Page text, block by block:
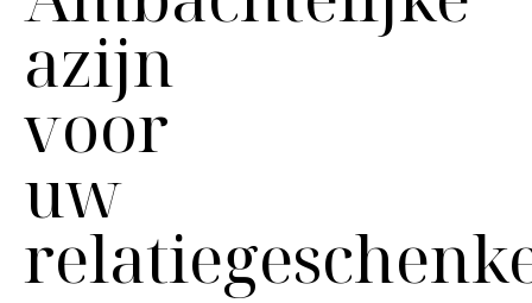
azijn
voor
uw